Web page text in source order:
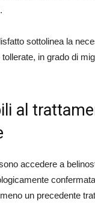
sottolinea la
in grado di
al
accedere a
un precedente